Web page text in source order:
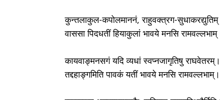
कुन्तलाकुल-कपोलमाननं, राहुवक्त्रग-
वाससा पिदधतीं हियाकुलां भावये मनसि
कायवाङ्मनसगं यदि व्यधां स्वप्नजागृतिषु राघवेतरम्।
तद्दहाङ्गमिति पावकं यतीं भावये मनसि